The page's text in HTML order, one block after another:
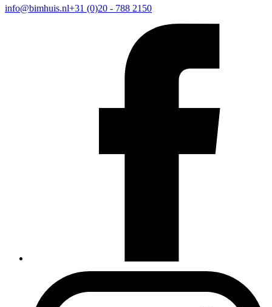
info@bimhuis.nl+31 (0)20 - 788 2150